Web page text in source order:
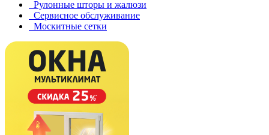
Рулонные шторы и жалюзи
Сервисное обслуживание
Москитные сетки